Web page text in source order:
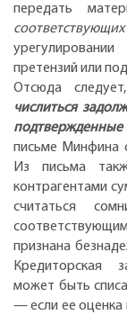
передать
претензий или
Отсюда
числиться
подтвержденные
письме Минфина
Из письма
контрагентами
считаться
признана
Кредиторская
может быть
— если ее оценка